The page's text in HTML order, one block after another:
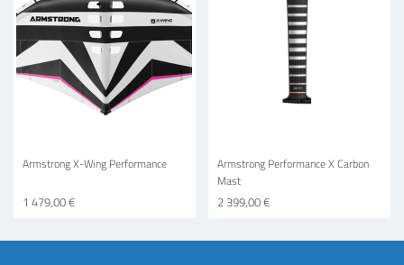
Armstrong X-Wing Performance
1 479,00 €
Armstrong Performance X Carbon
Mast
2 399,00 €